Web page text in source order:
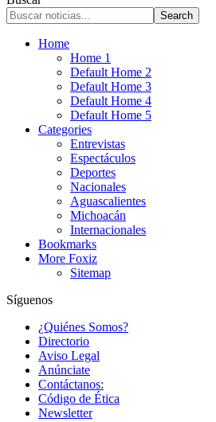
Home
Home 1
Default Home 2
Default Home 3
Default Home 4
Default Home 5
Categories
Entrevistas
Espectáculos
Deportes
Nacionales
Aguascalientes
Michoacán
Internacionales
Bookmarks
More Foxiz
Sitemap
Síguenos
¿Quiénes Somos?
Directorio
Aviso Legal
Anúnciate
Contáctanos:
Código de Ética
Newsletter